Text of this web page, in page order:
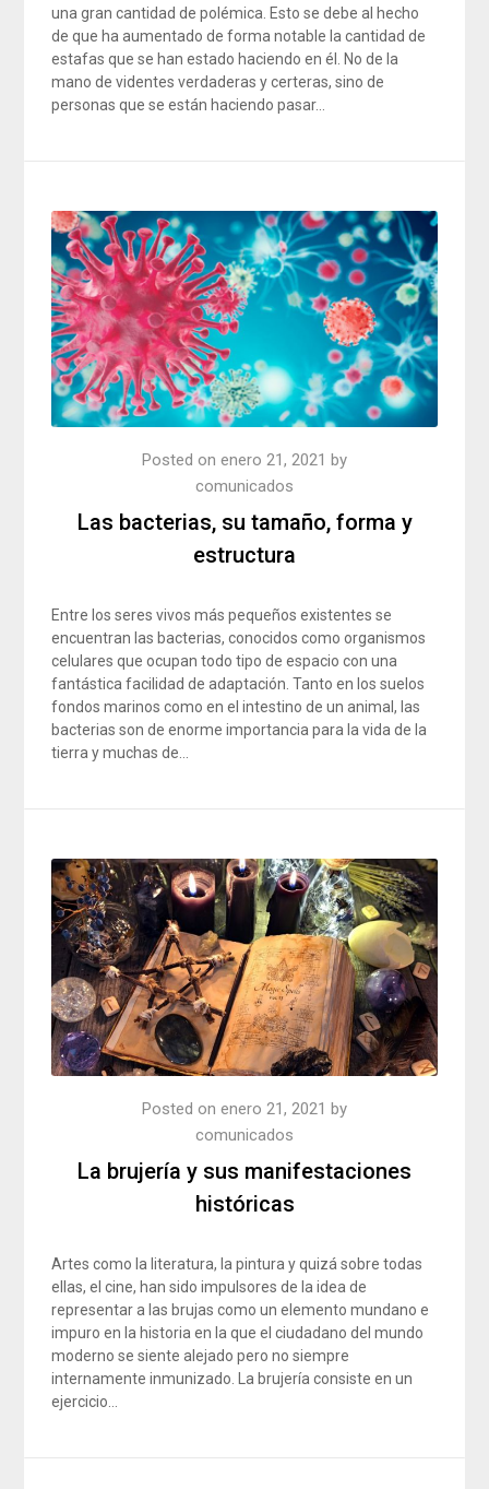
una gran cantidad de polémica. Esto se debe al hecho
de que ha aumentado de forma notable la cantidad de
estafas que se han estado haciendo en él. No de la
mano de videntes verdaderas y certeras, sino de
personas que se están haciendo pasar…
Las bacterias, su tamaño, forma y
estructura
Posted on enero 21, 2021 by
comunicados
Entre los seres vivos más pequeños existentes se
encuentran las bacterias, conocidos como organismos
celulares que ocupan todo tipo de espacio con una
fantástica facilidad de adaptación. Tanto en los suelos
fondos marinos como en el intestino de un animal, las
bacterias son de enorme importancia para la vida de la
tierra y muchas de…
La brujería y sus manifestaciones
históricas
Posted on enero 21, 2021 by
comunicados
Artes como la literatura, la pintura y quizá sobre todas
ellas, el cine, han sido impulsores de la idea de
representar a las brujas como un elemento mundano e
impuro en la historia en la que el ciudadano del mundo
moderno se siente alejado pero no siempre
internamente inmunizado. La brujería consiste en un
ejercicio…